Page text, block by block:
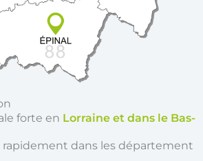
forte en Lorraine et dans le Bas-
rapidement dans les département